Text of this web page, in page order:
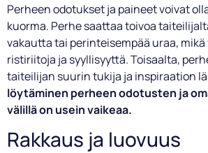
Perheen odotukset ja paineet voivat
kuorma. Perhe saattaa toivoa
vakautta tai perinteisempää uraa,
ristiriitoja ja syyllisyyttä. Toisaalta,
taiteilijan suurin tukija ja inspiraation
löytäminen perheen odotusten ja
välillä on usein vaikeaa.
Rakkaus ja luovuus